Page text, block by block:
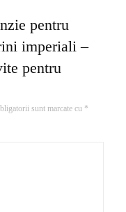
pentru
imperiali –
pentru
sunt marcate cu *